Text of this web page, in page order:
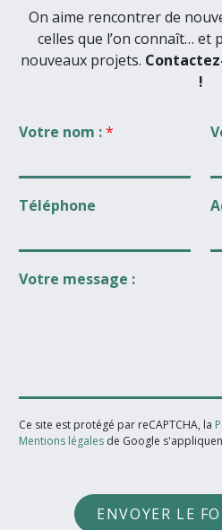
On aime rencontrer de
celles que l’on connaît… et
nouveaux projets.
!
Votre nom :*
Téléphone
Votre message :
Ce site est protégé par reCAPTCHA, la
Mentions légales de Google
ENVOYER LE